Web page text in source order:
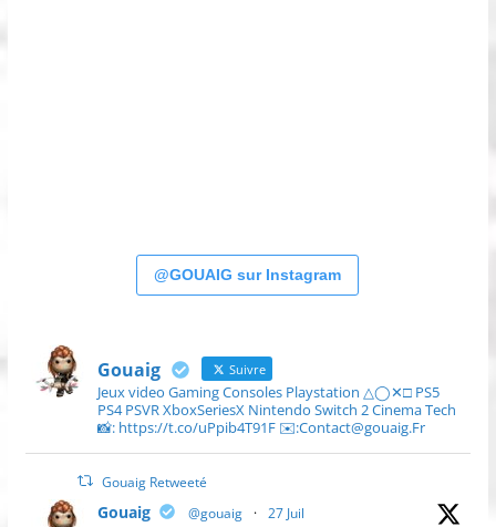
@GOUAIG sur Instagram
Gouaig Suivre
Jeux video Gaming Consoles Playstation △◯✕□ PS5
PS4 PSVR XboxSeriesX Nintendo Switch 2 Cinema Tech
📸: https://t.co/uPpib4T91F ✉️:Contact@gouaig.Fr
Gouaig Retweeté
Gouaig @gouaig · 27 Juil